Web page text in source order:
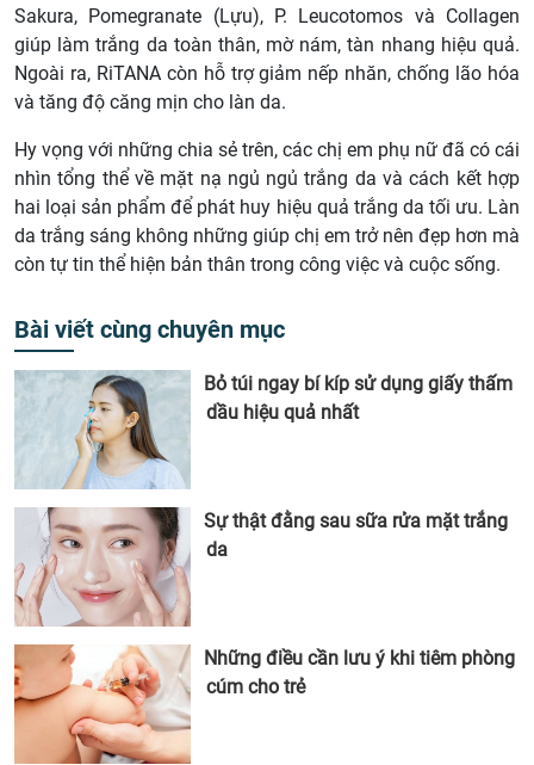
Sakura, Pomegranate (Lựu), P. Leucotomos và Collagen
giúp làm trắng da toàn thân, mờ nám, tàn nhang hiệu quả.
Ngoài ra, RiTANA còn hỗ trợ giảm nếp nhăn, chống lão hóa
và tăng độ căng mịn cho làn da.
Hy vọng với những chia sẻ trên, các chị em phụ nữ đã có cái
nhìn tổng thể về mặt nạ ngủ ngủ trắng da và cách kết hợp
hai loại sản phẩm để phát huy hiệu quả trắng da tối ưu. Làn
da trắng sáng không những giúp chị em trở nên đẹp hơn mà
còn tự tin thể hiện bản thân trong công việc và cuộc sống.
Bài viết cùng chuyên mục
Bỏ túi ngay bí kíp sử dụng giấy thấm
dầu hiệu quả nhất
Sự thật đằng sau sữa rửa mặt trắng
da
Những điều cần lưu ý khi tiêm phòng
cúm cho trẻ